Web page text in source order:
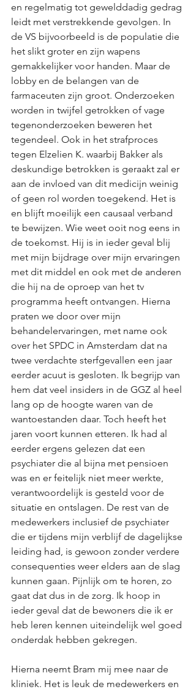
en regelmatig tot gewelddadig gedrag
leidt met verstrekkende gevolgen. In
de VS bijvoorbeeld is de populatie die
het slikt groter en zijn wapens
gemakkelijker voor handen. Maar de
lobby en de belangen van de
farmaceuten zijn groot. Onderzoeken
worden in twijfel getrokken of vage
tegenonderzoeken beweren het
tegendeel. Ook in het strafproces
tegen Elzelien K. waarbij Bakker als
deskundige betrokken is geraakt zal er
aan de invloed van dit medicijn weinig
of geen rol worden toegekend. Het is
en blijft moeilijk een causaal verband
te bewijzen. Wie weet ooit nog eens in
de toekomst. Hij is in ieder geval blij
met mijn bijdrage over mijn ervaringen
met dit middel en ook met de anderen
die hij na de oproep van het tv
programma heeft ontvangen. Hierna
praten we door over mijn
behandelervaringen, met name ook
over het SPDC in Amsterdam dat na
twee verdachte sterfgevallen een jaar
eerder acuut is gesloten. Ik begrijp van
hem dat veel insiders in de GGZ al heel
lang op de hoogte waren van de
wantoestanden daar. Toch heeft het
jaren voort kunnen etteren. Ik had al
eerder ergens gelezen dat een
psychiater die al bijna met pensioen
was en er feitelijk niet meer werkte,
verantwoordelijk is gesteld voor de
situatie en ontslagen. De rest van de
medewerkers inclusief de psychiater
die er tijdens mijn verblijf de dagelijkse
leiding had, is gewoon zonder verdere
consequenties weer elders aan de slag
kunnen gaan. Pijnlijk om te horen, zo
gaat dat dus in de zorg. Ik hoop in
ieder geval dat de bewoners die ik er
heb leren kennen uiteindelijk wel goed
onderdak hebben gekregen.
Hierna neemt Bram mij mee naar de
kliniek. Het is leuk de medewerkers en